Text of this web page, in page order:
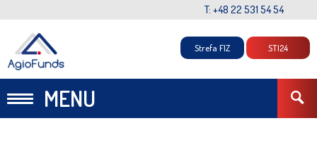
T: +48 22 531 54 54
MENU
Strefa FIZ STI24